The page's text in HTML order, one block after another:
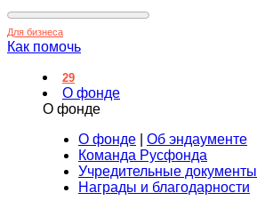
Для бизнеса
Как помочь
29
О фонде
О фонде
О фонде
Об эндаументе
Команда Русфонда
Учредительные документы
Награды и благодарности